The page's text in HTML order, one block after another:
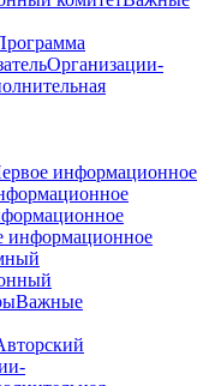
Организации-
информационное
информационное
Важные